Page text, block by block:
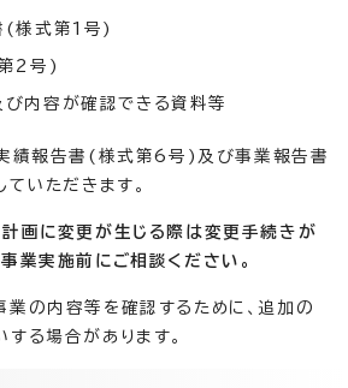
(様式第1号)
2号)
内容が確認できる資料等
績報告書(様式第6号)及び事業報告書
いただきます。
画に変更が生じる際は変更手続きが
業実施前にご相談ください。
の内容等を確認するために、追加の
る場合があります。